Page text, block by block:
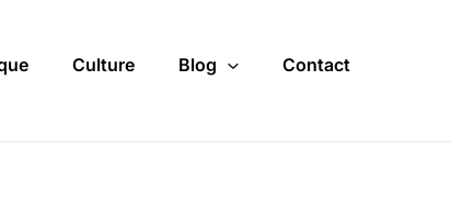
Culture Blog Contact